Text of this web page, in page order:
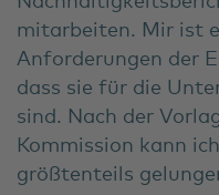
mitarbeiten. Mir ist
Anforderungen der
dass sie für die
sind. Nach der
Kommission kann
größtenteils